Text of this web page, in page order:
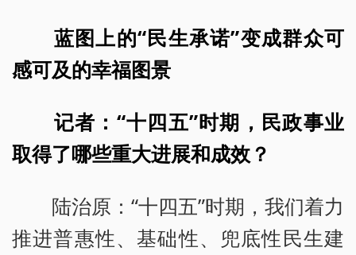
蓝图上的“民生承诺”变成群众可
感可及的幸福图景
记者：“十四五”时期，民政事业
取得了哪些重大进展和成效？
陆治原：“十四五”时期，我们着力
推进普惠性、基础性、兜底性民生建